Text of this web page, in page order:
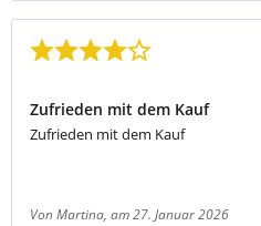
Zufrieden mit dem Kauf
Zufrieden mit dem Kauf
Von Martina, am 27. Januar 2026